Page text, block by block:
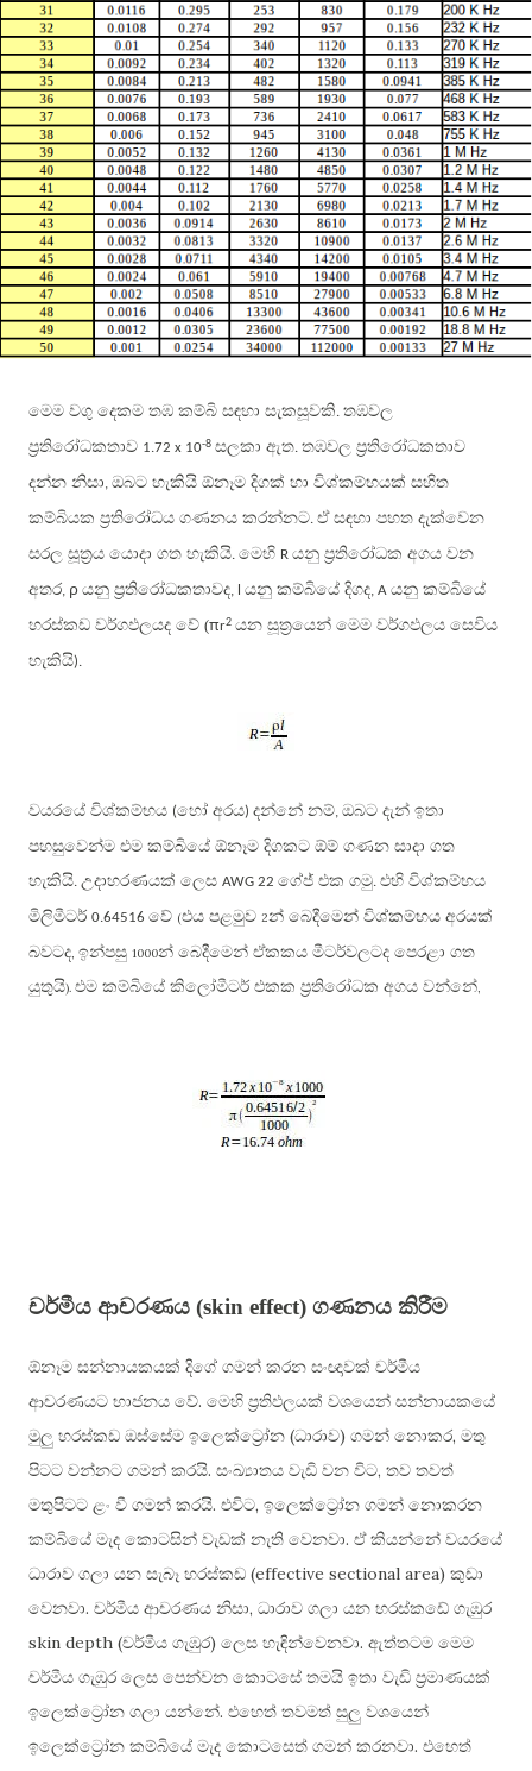
මෙම වගු දෙකම තඹ කම්බි සඳහා සැකසූවකි. තඹවල
ප්‍රතිරෝධකතාව 1.72 x 10-8 සලකා ඇත. තඹවල ප්‍රතිරෝධකතාව
දන්න නිසා, ඔබට හැකියි ඕනෑම දිගක් හා විශ්කම්භයක් සහිත
කම්බියක ප්‍රතිරෝධය ගණනය කරන්නට. ඒ සඳහා පහත දැක්වෙන
සරල සූත්‍රය යොදා ගත හැකියි. මෙහි R යනු ප්‍රතිරෝධක අගය වන
අතර, ρ යනු ප්‍රතිරෝධකතාවද, l යනු කම්බියේ දිගද, A යනු කම්බියේ
හරස්කඩ වර්ගඵලයද වේ (πr2 යන සූත්‍රයෙන් මෙම වර්ගඵලය සෙවිය
හැකියි).
වයරයේ විශ්කම්භය (හෝ අරය) දන්නේ නම්, ඔබට දැන් ඉතා
පහසුවෙන්ම එම කම්බියේ ඕනෑම දිගකට ඕම් ගණන සාදා ගත
හැකියි. උදාහරණයක් ලෙස AWG 22 ගේජ් එක ගමු. එහි විශ්කම්භය
මිලිමීටර් 0.64516 වේ (එය පළමුව 2න් බෙදීමෙන් විශ්කම්භය අරයක්
බවටද, ඉන්පසු 1000න් බෙදීමෙන් ඒකකය මීටර්වලටද පෙරළා ගත
යුතුයි). එම කම්බියේ කිලෝමීටර් එකක ප්‍රතිරෝධක අගය වන්නේ,
චර්මීය ආචරණය (skin effect) ගණනය කිරීම
ඕනෑම සන්නායකයක් දිගේ ගමන් කරන සංඥාවක් චර්මීය
ආචරණයට භාජනය වේ. මෙහි ප්‍රතිඵලයක් වශයෙන් සන්නායකයේ
මුලු හරස්කඩ ඔස්සේම ඉලෙක්ට්‍රෝන (ධාරාව) ගමන් නොකර, මතු
පිටට වන්නට ගමන් කරයි. සංඛ්‍යාතය වැඩි වන විට, තව තවත්
මතුපිටට ළං වී ගමන් කරයි. එවිට, ඉලෙක්ට්‍රෝන ගමන් නොකරන
කම්බියේ මැද කොටසින් වැඩක් නැති වෙනවා. ඒ කියන්නේ වයරයේ
ධාරාව ගලා යන සැබෑ හරස්කඩ (effective sectional area) කුඩා
වෙනවා. චර්මීය ආචරණය නිසා, ධාරාව ගලා යන හරස්කඩේ ගැඹුර
skin depth (චර්මීය ගැඹුර) ලෙස හැඳින්වෙනවා. ඇත්තටම මෙම
චර්මීය ගැඹුර ලෙස පෙන්වන කොටසේ තමයි ඉතා වැඩි ප්‍රමාණයක්
ඉලෙක්ට්‍රෝන ගලා යන්නේ. එහෙත් තවමත් සුලු වශයෙන්
ඉලෙක්ට්‍රෝන කම්බියේ මැද කොටසෙත් ගමන් කරනවා. එහෙත්